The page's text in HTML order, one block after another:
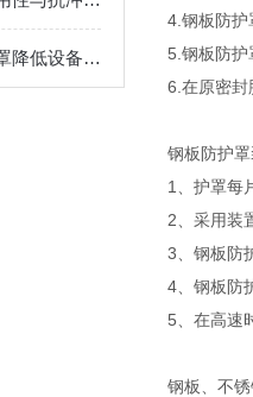
如何利用加工中心防护罩降低设备损耗？
4.钢板防护
5.钢板防护
6.在原密
钢板防护
1、护罩每
2、采用装
3、钢板防
4、钢板防
5、在高速
钢板、不